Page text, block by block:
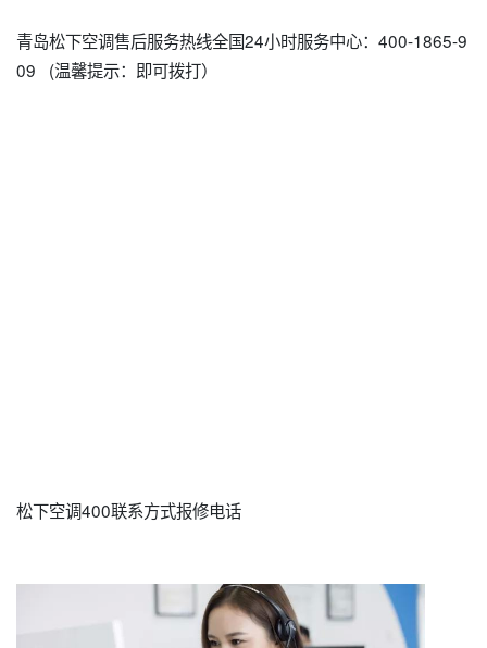
青岛松下空调售后服务热线全国24小时服务中心：400-1865-9
09 (温馨提示：即可拨打）
松下空调400联系方式报修电话